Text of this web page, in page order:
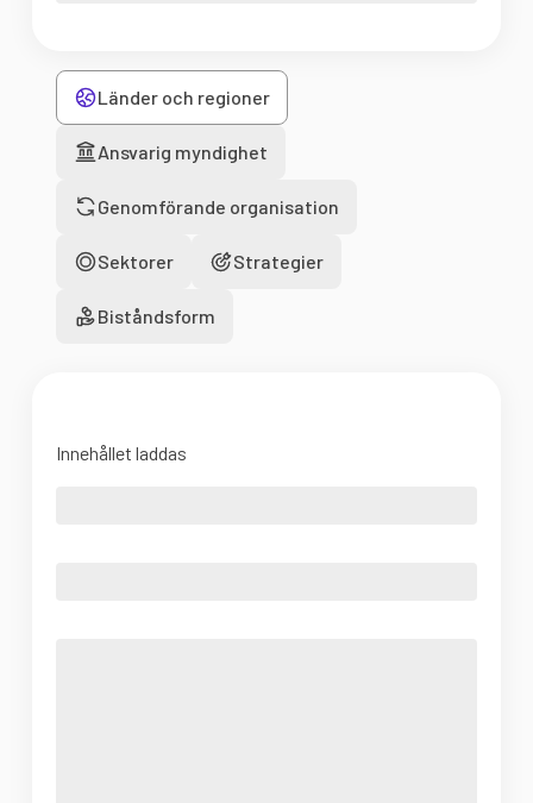
Länder och regioner
Ansvarig myndighet
Genomförande organisation
Sektorer Strategier
Biståndsform
Innehållet laddas